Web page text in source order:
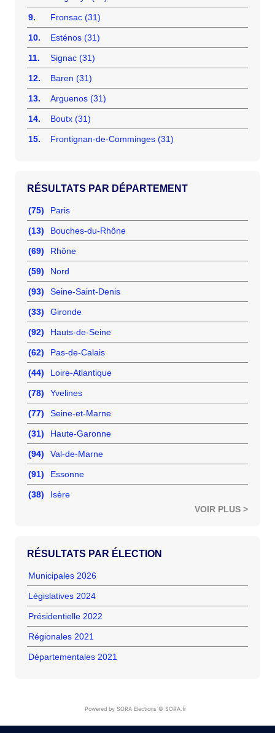
9. Fronsac (31)
10. Esténos (31)
11. Signac (31)
12. Baren (31)
13. Arguenos (31)
14. Boutx (31)
15. Frontignan-de-Comminges (31)
RÉSULTATS PAR DÉPARTEMENT
(75) Paris
(13) Bouches-du-Rhône
(69) Rhône
(59) Nord
(93) Seine-Saint-Denis
(33) Gironde
(92) Hauts-de-Seine
(62) Pas-de-Calais
(44) Loire-Atlantique
(78) Yvelines
(77) Seine-et-Marne
(31) Haute-Garonne
(94) Val-de-Marne
(91) Essonne
(38)
Isère
VOIR PLUS >
RÉSULTATS PAR ÉLECTION
Municipales 2026
Législatives 2024
Présidentielle 2022
Régionales 2021
Départementales 2021
Powered by SORA Elections © SORA.fr